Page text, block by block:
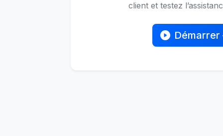
client et testez